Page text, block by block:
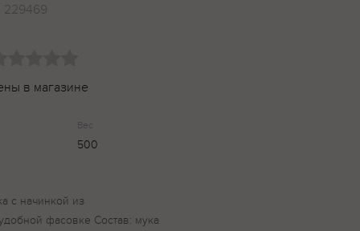
229469
в магазине
Вес
500
с начинкой из
фасовке Состав: мука